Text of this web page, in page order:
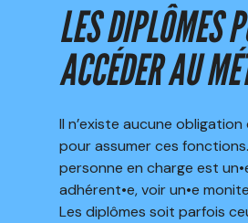
LES DIPLÔMES
ACCÉDER AU
Il n’existe aucune
pour assumer ces
personne en charge est
adhérent•e, voir un•e
Les diplômes soit parfois